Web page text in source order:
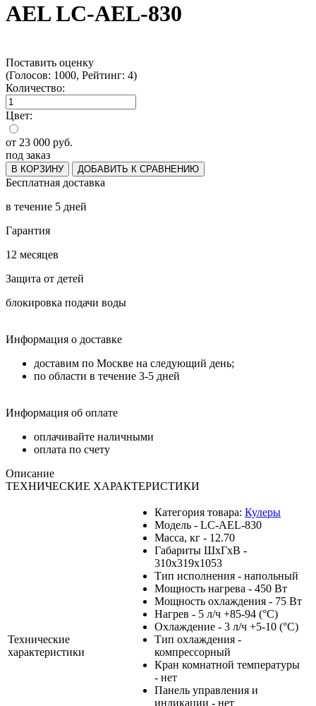
AEL LC-AEL-830
Поставить оценку
(Голосов: 1000, Рейтинг: 4)
Количество:
Цвет:
от 23 000 руб.
под заказ
В КОРЗИНУ ДОБАВИТЬ К СРАВНЕНИЮ
Бесплатная доставка
в течение 5 дней
Гарантия
12 месяцев
Защита от детей
блокировка подачи воды
Информация о доставке
доставим по Москве на следующий день;
по области в течение 3-5 дней
Информация об оплате
оплачивайте наличными
оплата по счету
Описание
ТЕХНИЧЕСКИЕ ХАРАКТЕРИСТИКИ
Технические
характеристики
Категория товара: Кулеры
Модель - LC-AEL-830
Масса, кг - 12.70
Габариты ШхГхВ -
310x319x1053
Тип исполнения - напольный
Мощность нагрева - 450 Вт
Мощность охлаждения - 75 Вт
Нагрев - 5 л/ч +85-94 (°С)
Охлаждение - 3 л/ч +5-10 (°С)
Тип охлаждения -
компрессорный
Кран комнатной температуры
- нет
Панель управления и
индикации - нет